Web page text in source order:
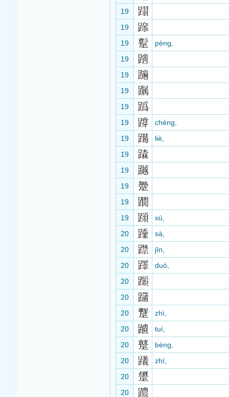
19
19
19
pèng,
19
19
19
19
19
chéng,
19
liè,
19
19
19
19
19
xū,
20
sà,
20
jīn,
20
duò,
20
20
20
zhì,
20
tuí,
20
bèng,
20
zhī,
20
20